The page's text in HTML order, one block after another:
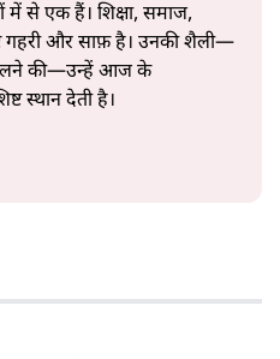
में से एक हैं। शिक्षा, समाज,
गहरी और साफ़ है। उनकी शैली—
की—उन्हें आज के
स्थान देती है।